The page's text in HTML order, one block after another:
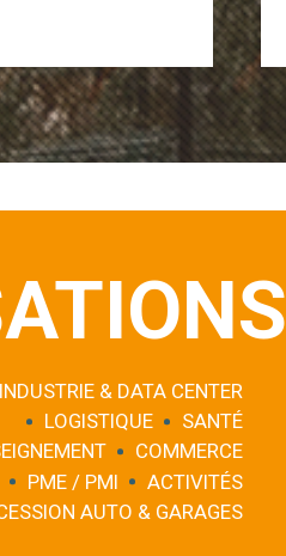
INDUSTRIE & DATA CENTER
LOGISTIQUE
SANTÉ
COMMERCE
PME / PMI
ACTIVITÉS
AUTO & GARAGES